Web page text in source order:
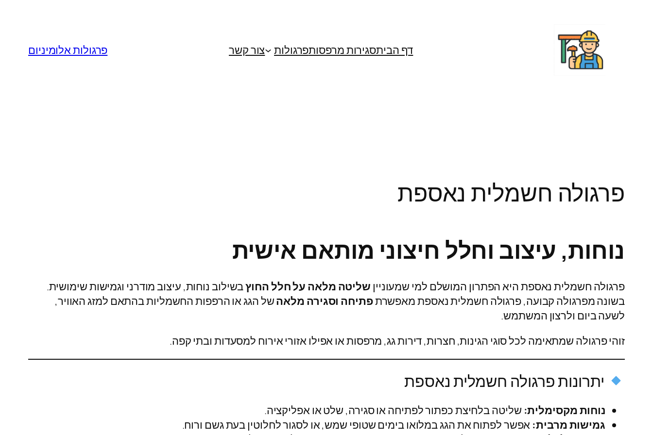
דף הביתסגירות מרפסותפרגולות צור קשר פרגולות אלומיניום
פרגולה חשמלית נאספת
נוחות, עיצוב וחלל חיצוני מותאם אישית
פרגולה חשמלית נאספת היא הפתרון המושלם למי שמעוניין שליטה מלאה על חלל החוץבשילוב נוחות, עיצוב מודרני וגמישות שימושית.
בשונה מפרגולה קבועה, פרגולה חשמלית נאספת מאפשרתפתיחה וסגירה מלאהשל הגג או הרפפות החשמליות בהתאם למזג האוויר,
לשעה ביום ולרצון המשתמש.
זוהי פרגולה שמתאימה לכל סוגי הגינות, חצרות, דירות גג, מרפסות או אפילו אזורי אירוח למסעדות ובתי קפה.
יתרונות פרגולה חשמלית נאספת
נוחות מקסימלית: שליטה בלחיצת כפתור לפתיחה או סגירה, שלט או אפליקציה.
גמישות מרבית: אפשר לפתוח את הגג במלואו בימים שטופי שמש, או לסגור לחלוטין בעת גשם ורוח.